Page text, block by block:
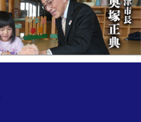
白
YouTube